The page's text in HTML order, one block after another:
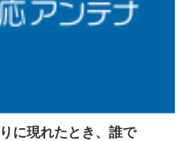
に現れたとき、誰で